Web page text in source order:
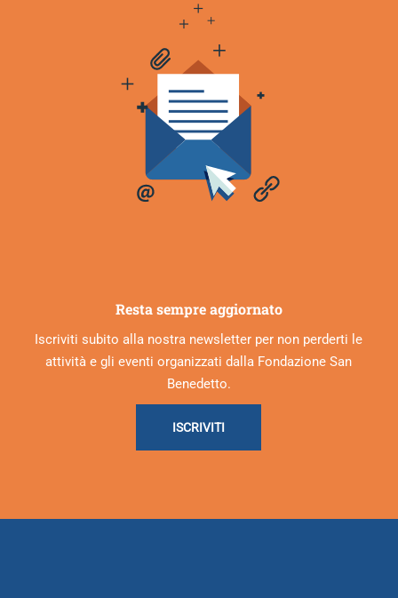
Resta sempre aggiornato
Iscriviti subito alla nostra newsletter per non perderti le
attività e gli eventi organizzati dalla Fondazione San
Benedetto.
ISCRIVITI